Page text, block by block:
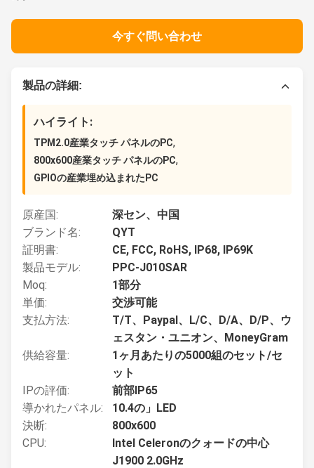
今すぐ問い合わせ
製品の詳細:
ハイライト:
TPM2.0産業タッチ パネルのPC,
800x600産業タッチ パネルのPC,
GPIOの産業埋め込まれたPC
原産国:
深セン、中国
ブランド名:
QYT
証明書:
CE, FCC, RoHS, IP68, IP69K
製品モデル:
PPC-J010SAR
Moq:
1部分
単価:
交渉可能
支払方法:
T/T、Paypal、L/C、D/A、D/P、ウ
ェスタン・ユニオン、MoneyGram
供給容量:
1ヶ月あたりの5000組のセット/セ
ット
IPの評価:
前部IP65
導かれたパネル:
10.4の」LED
決断:
800x600
CPU:
Intel Celeronのクォードの中心
J1900 2.0GHz